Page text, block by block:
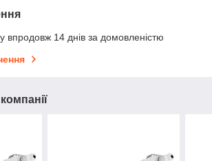
впродовж 14 днів за домовленістю